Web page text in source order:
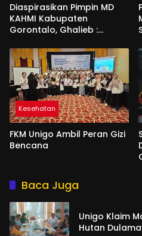
Diaspirasikan Pimpin MD
KAHMI Kabupaten
Gorontalo, Ghalieb :
Kesehatan
FKM Unigo Ambil Peran Gizi
Bencana
Baca Juga
Unigo Klaim
Hutan